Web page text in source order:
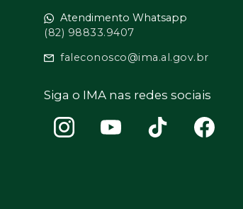
Atendimento Whatsapp
(82) 98833.9407
faleconosco@ima.al.gov.br
Siga o IMA nas redes sociais